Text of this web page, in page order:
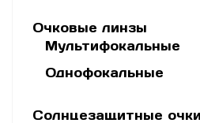
Очковые линзы
Мультифокальные
Однофокальные
Солнцезащитные очки